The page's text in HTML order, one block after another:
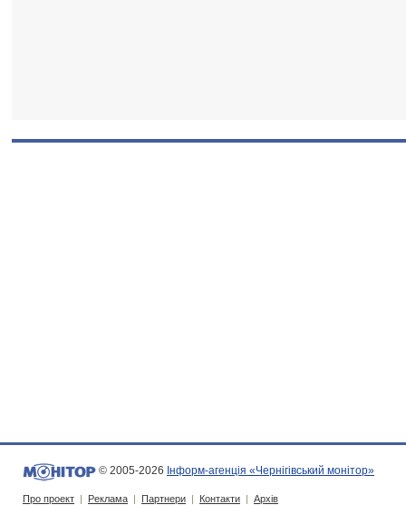
© 2005-2026 Інформ-агенція «Чернігівський монітор»
Про проект | Реклама | Партнери | Контакти | Архів